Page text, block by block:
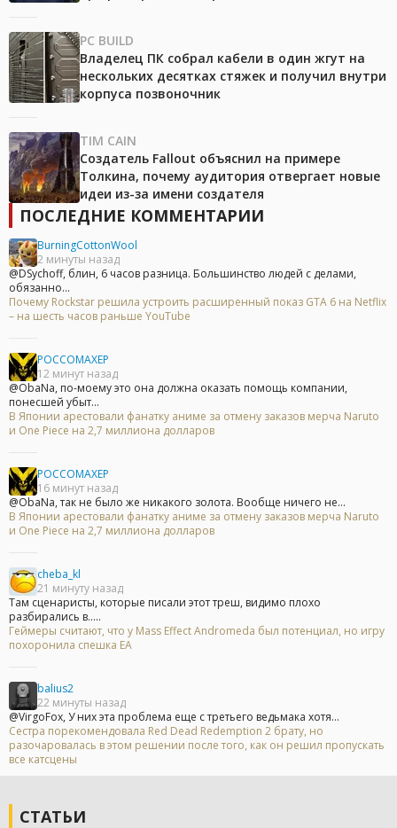
PC BUILD
Владелец ПК собрал кабели в один жгут на
нескольких десятках стяжек и получил внутри
корпуса позвоночник
TIM CAIN
Создатель Fallout объяснил на примере
Толкина, почему аудитория отвергает новые
идеи из-за имени создателя
ПОСЛЕДНИЕ КОММЕНТАРИИ
BurningCottonWool
2 минуты назад
@DSychoff, блин, 6 часов разница. Большинство людей с делами,
обязанно...
Почему Rockstar решила устроить расширенный показ GTA 6 на Netflix
– на шесть часов раньше YouTube
POCCOMAXEP
12 минут назад
@ObaNa, по-моему это она должна оказать помощь компании,
понесшей убыт...
В Японии арестовали фанатку аниме за отмену заказов мерча Naruto
и One Piece на 2,7 миллиона долларов
POCCOMAXEP
16 минут назад
@ObaNa, так не было же никакого золота. Вообще ничего не...
В Японии арестовали фанатку аниме за отмену заказов мерча Naruto
и One Piece на 2,7 миллиона долларов
cheba_kl
21 минуту назад
Там сценаристы, которые писали этот треш, видимо плохо
разбирались в.....
Геймеры считают, что у Mass Effect Andromeda был потенциал, но игру
похоронила спешка EA
balius2
22 минуты назад
@VirgoFox, У них эта проблема еще с третьего ведьмака хотя...
Сестра порекомендовала Red Dead Redemption 2 брату, но
разочаровалась в этом решении после того, как он решил пропускать
все катсцены
СТАТЬИ